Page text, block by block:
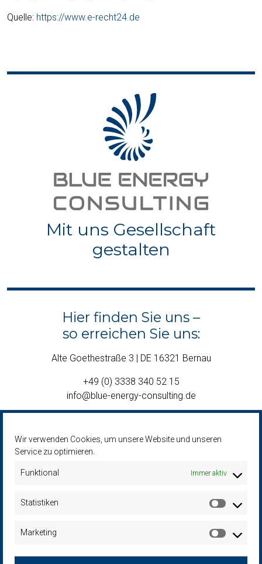
Wir verwenden Cookies, um unsere Website und unseren
Service zu optimieren.
Funktional Immer aktiv
Statistiken
Marketing
Quelle: https://www.e-recht24.de
Mit uns Gesellschaft
gestalten
Hier finden Sie uns –
so erreichen Sie uns:
Alte Goethestraße 3 | DE 16321 Bernau
+49 (0) 3338 340 52 15
info@blue-energy-consulting.de